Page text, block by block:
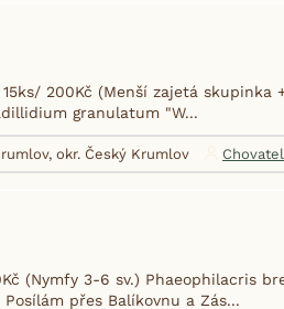
200Kč (Menší zajetá skupinka
granulatum "W...
okr. Český Krumlov
(Nymfy 3-6 sv.) Phaeophilacris
přes Balíkovnu a Zás...